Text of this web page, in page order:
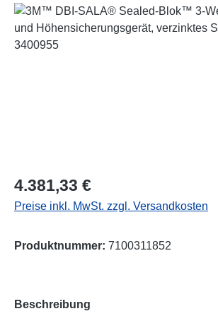
Bildergalerie überspringen
Regulärer Preis:
4.381,33 €
Preise inkl. MwSt. zzgl. Versandkosten
Produktnummer: 7100311852
Beschreibung